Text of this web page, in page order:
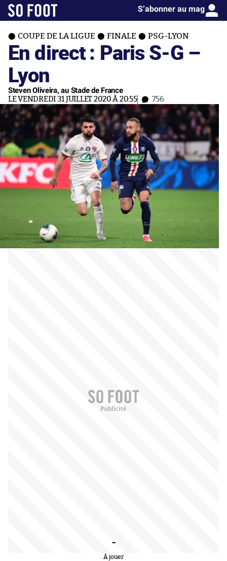
S’abonner au mag
COUPE DE LA LIGUE FINALE PSG-LYON
En direct : Paris S-G –
Lyon
Steven Oliveira, au Stade de France
LE VENDREDI 31 JUILLET 2020 À 20:55 756
-
À jouer